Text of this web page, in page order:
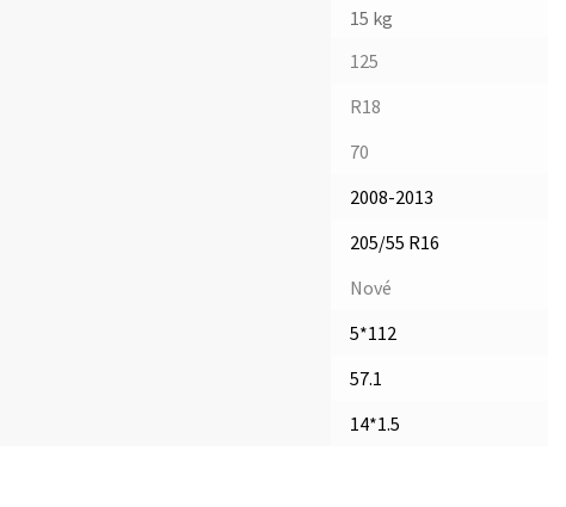
15 kg
125
R18
70
2008-2013
205/55 R16
Nové
5*112
57.1
14*1.5